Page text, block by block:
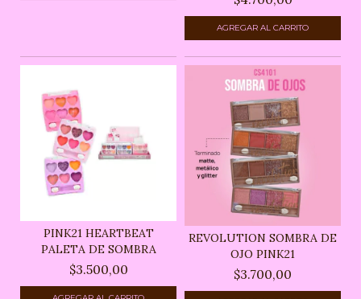
PINK21 HEARTBEAT
PALETA DE SOMBRA
$3.500,00
REVOLUTION SOMBRA DE
OJO PINK21
$3.700,00